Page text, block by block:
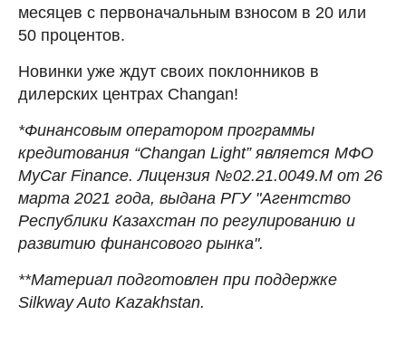
месяцев с первоначальным взносом в 20 или
50 процентов.
Новинки уже ждут своих поклонников в
дилерских центрах Changan!
*Финансовым оператором программы
кредитования “Changan Light” является МФО
MyCar Finance. Лицензия №02.21.0049.М от 26
марта 2021 года, выдана РГУ "Агентство
Республики Казахстан по регулированию и
развитию финансового рынка".
**Материал подготовлен при поддержке
Silkway Auto Kazakhstan.